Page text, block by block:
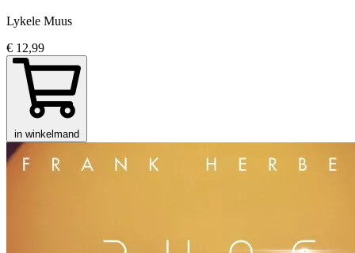
Lykele Muus
€ 12,99
in winkelmand